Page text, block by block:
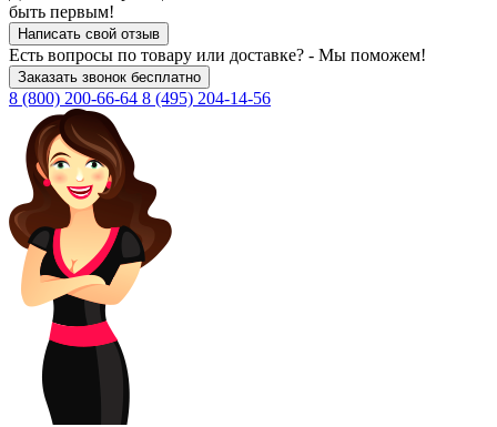
быть первым!
Написать свой отзыв
Есть вопросы по товару или доставке? - Мы поможем!
Заказать звонок бесплатно
8 (800) 200-66-64 8 (495) 204-14-56